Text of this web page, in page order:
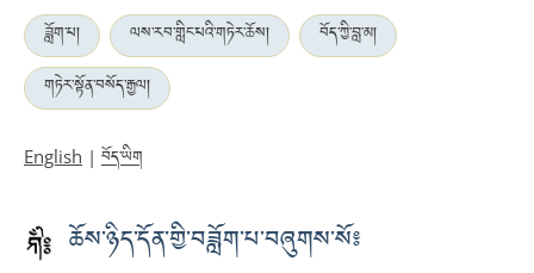
ཟློག་པ། ལས་རབ་གླིང་པའི་གཏེར་ཆོས།
བོད་ཀྱི་བླ་མ།
གཏེར་སྟོན་བསོད་རྒྱལ།
English | བོད་ཡིག
ཆོས་ཉིད་དོན་གྱི་བཟློག་པ་བཞུགས་སོ༔